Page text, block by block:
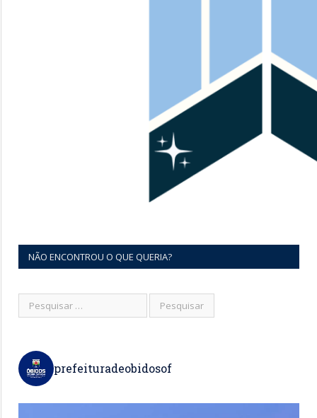
NÃO ENCONTROU O QUE QUERIA?
prefeituradeobidosof